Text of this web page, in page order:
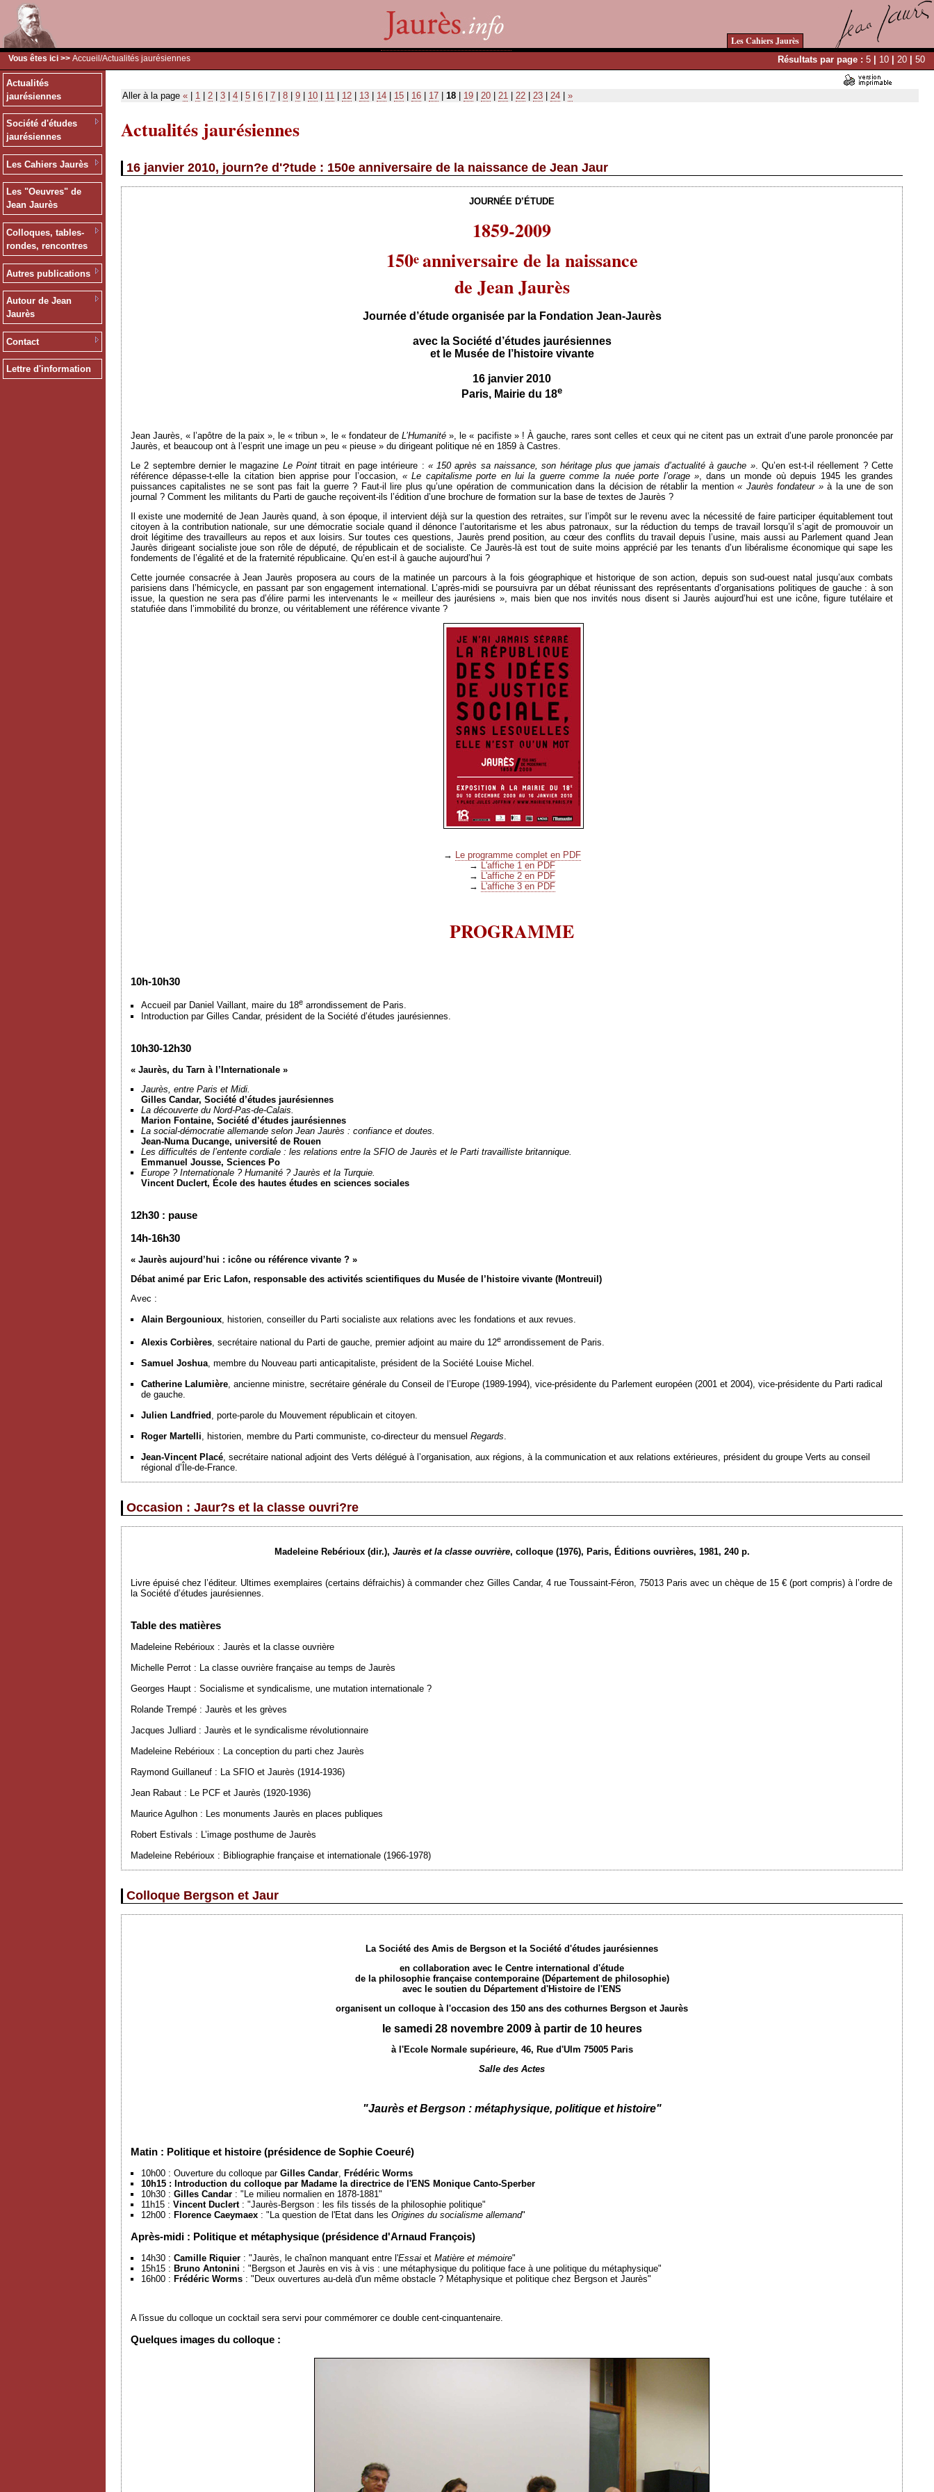
Les Cahiers Jaurès
Vous êtes ici >> Accueil /Actualités jaurésiennes Résultats par page : 5 | 10 | 20 | 50
Actualités
jaurésiennes
Société d'études
jaurésiennes
Les Cahiers Jaurès
Les "Oeuvres" de
Jean Jaurès
Colloques, tables-
rondes, rencontres
Autres publications
Autour de Jean
Jaurès
Contact
Lettre d'information
Aller à la page « 1 2 3 4 5 6 7 8 9 10 11 12 13 14 15 16 17 18 19 20 21 22 23 24 »
Actualités jaurésiennes
16 janvier 2010, journ?e d'?tude : 150e anniversaire de la naissance de Jean Jaur
JOURNÉE D’ÉTUDE
1859-2009
150e anniversaire de la naissance
de Jean Jaurès
Journée d’étude organisée par la Fondation Jean-Jaurès
avec la Société d’études jaurésiennes
et le Musée de l’histoire vivante
16 janvier 2010
Paris, Mairie du 18e
Jean Jaurès, « l’apôtre de la paix », le « tribun », le « fondateur deL’Humanité », le « pacifiste » ! À gauche, rares sont celles et ceux qui ne citent pas un extrait d’une parole prononcée par
Jaurès, et beaucoup ont à l’esprit une image un peu « pieuse » du dirigeant politique né en 1859 à Castres.
Le 2 septembre dernier le magazine Le Pointtitrait en page intérieure : « 150 après sa naissance, son héritage plus que jamais d’actualité à gauche ». Qu’en est-t-il réellement ? Cette
référence dépasse-t-elle la citation bien apprise pour l’occasion,« Le capitalisme porte en lui la guerre comme la nuée porte l’orage » , dans un monde où depuis 1945 les grandes
puissances capitalistes ne se sont pas fait la guerre ? Faut-il lire plus qu’une opération de communication dans la décision de rétablir la mention« Jaurès fondateur »à la une de son
journal ? Comment les militants du Parti de gauche reçoivent-ils l’édition d’une brochure de formation sur la base de textes de Jaurès ?
Il existe une modernité de Jean Jaurès quand, à son époque, il intervient déjà sur la question des retraites, sur l’impôt sur le revenu avec la nécessité de faire participer équitablement tout
citoyen à la contribution nationale, sur une démocratie sociale quand il dénonce l’autoritarisme et les abus patronaux, sur la réduction du temps de travail lorsqu’il s’agit de promouvoir un
droit légitime des travailleurs au repos et aux loisirs. Sur toutes ces questions, Jaurès prend position, au cœur des conflits du travail depuis l’usine, mais aussi au Parlement quand Jean
Jaurès dirigeant socialiste joue son rôle de député, de républicain et de socialiste. Ce Jaurès-là est tout de suite moins apprécié par les tenants d’un libéralisme économique qui sape les
fondements de l’égalité et de la fraternité républicaine. Qu’en est-il à gauche aujourd’hui ?
Cette journée consacrée à Jean Jaurès proposera au cours de la matinée un parcours à la fois géographique et historique de son action, depuis son sud-ouest natal jusqu’aux combats
parisiens dans l’hémicycle, en passant par son engagement international. L’après-midi se poursuivra par un débat réunissant des représentants d’organisations politiques de gauche : à son
issue, la question ne sera pas d’élire parmi les intervenants le « meilleur des jaurésiens », mais bien que nos invités nous disent si Jaurès aujourd’hui est une icône, figure tutélaire et
statufiée dans l’immobilité du bronze, ou véritablement une référence vivante ?
→
Le programme complet en PDF
→
L'affiche 1 en PDF
→
L'affiche 2 en PDF
→
L'affiche 3 en PDF
PROGRAMME
10h-10h30
Accueil par Daniel Vaillant, maire du 18e arrondissement de Paris.
Introduction par Gilles Candar, président de la Société d’études jaurésiennes.
10h30-12h30
« Jaurès, du Tarn à l’Internationale »
Jaurès, entre Paris et Midi.
Gilles Candar, Société d’études jaurésiennes
La découverte du Nord-Pas-de-Calais.
Marion Fontaine, Société d’études jaurésiennes
La social-démocratie allemande selon Jean Jaurès : confiance et doutes.
Jean-Numa Ducange, université de Rouen
Les difficultés de l’entente cordiale : les relations entre la SFIO de Jaurès et le Parti travailliste britannique.
Emmanuel Jousse, Sciences Po
Europe ? Internationale ? Humanité ? Jaurès et la Turquie.
Vincent Duclert, École des hautes études en sciences sociales
12h30 : pause
14h-16h30
« Jaurès aujourd’hui : icône ou référence vivante ? »
Débat animé par Eric Lafon, responsable des activités scientifiques du Musée de l’histoire vivante (Montreuil)
Avec :
Alain Bergounioux , historien, conseiller du Parti socialiste aux relations avec les fondations et aux revues.
Alexis Corbières, secrétaire national du Parti de gauche, premier adjoint au maire du 12e arrondissement de Paris.
Samuel Joshua, membre du Nouveau parti anticapitaliste, président de la Société Louise Michel.
Catherine Lalumière, ancienne ministre, secrétaire générale du Conseil de l’Europe (1989-1994), vice-présidente du Parlement européen (2001 et 2004), vice-présidente du Parti radical
de gauche.
Julien Landfried , porte-parole du Mouvement républicain et citoyen.
Roger Martelli, historien, membre du Parti communiste, co-directeur du mensuel Regards.
Jean-Vincent Placé, secrétaire national adjoint des Verts délégué à l’organisation, aux régions, à la communication et aux relations extérieures, président du groupe Verts au conseil
régional d’Île-de-France.
Occasion : Jaur?s et la classe ouvri?re
Madeleine Rebérioux (dir.), Jaurès et la classe ouvrière, colloque (1976), Paris, Éditions ouvrières, 1981, 240 p.
Livre épuisé chez l’éditeur. Ultimes exemplaires (certains défraichis) à commander chez Gilles Candar, 4 rue Toussaint-Féron, 75013 Paris avec un chèque de 15 € (port compris) à l’ordre de
la Société d’études jaurésiennes.
Table des matières
Madeleine Rebérioux : Jaurès et la classe ouvrière
Michelle Perrot : La classe ouvrière française au temps de Jaurès
Georges Haupt : Socialisme et syndicalisme, une mutation internationale ?
Rolande Trempé : Jaurès et les grèves
Jacques Julliard : Jaurès et le syndicalisme révolutionnaire
Madeleine Rebérioux : La conception du parti chez Jaurès
Raymond Guillaneuf : La SFIO et Jaurès (1914-1936)
Jean Rabaut : Le PCF et Jaurès (1920-1936)
Maurice Agulhon : Les monuments Jaurès en places publiques
Robert Estivals : L’image posthume de Jaurès
Madeleine Rebérioux : Bibliographie française et internationale (1966-1978)
Colloque Bergson et Jaur
La Société des Amis de Bergson et la Société d'études jaurésiennes
en collaboration avec le Centre international d'étude
de la philosophie française contemporaine (Département de philosophie)
avec le soutien du Département d'Histoire de l'ENS
organisent un colloque à l'occasion des 150 ans des cothurnes Bergson et Jaurès
le samedi 28 novembre 2009 à partir de 10 heures
à l'Ecole Normale supérieure, 46, Rue d'Ulm 75005 Paris
Salle des Actes
"Jaurès et Bergson : métaphysique, politique et histoire"
Matin : Politique et histoire (présidence de Sophie Coeuré)
10h00 : Ouverture du colloque par Gilles Candar
Frédéric Worms
10h15 : Introduction du colloque par Madame la directrice de l'ENS Monique Canto-Sperber
10h30 : Gilles Candar : "Le milieu normalien en 1878-1881"
11h15 : Vincent Duclert: "Jaurès-Bergson : les fils tissés de la philosophie politique"
12h00 : Florence Caeymaex : "La question de l'Etat dans les Origines du socialisme allemand"
Après-midi : Politique et métaphysique (présidence d'Arnaud François)
14h30 : Camille Riquier : "Jaurès, le chaînon manquant entre l'Essai et Matière et mémoire"
15h15 : Bruno Antonini : "Bergson et Jaurès en vis à vis : une métaphysique du politique face à une politique du métaphysique"
16h00 : Frédéric Worms : "Deux ouvertures au-delà d'un même obstacle ? Métaphysique et politique chez Bergson et Jaurès"
A l'issue du colloque un cocktail sera servi pour commémorer ce double cent-cinquantenaire.
Quelques images du colloque :